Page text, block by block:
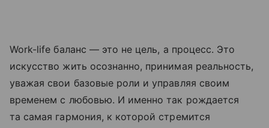
Work-life баланс — это не цель, а процесс. Это
искусство жить осознанно, принимая реальность,
уважая свои базовые роли и управляя своим
временем с любовью. И именно так рождается
та самая гармония, к которой стремится